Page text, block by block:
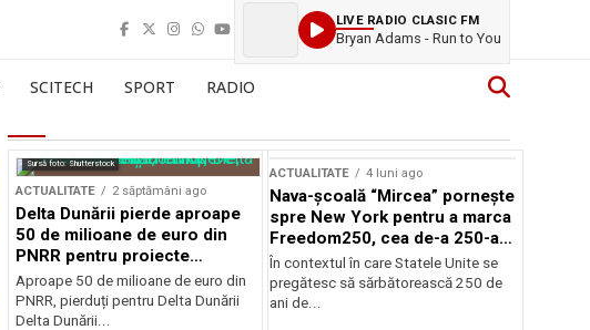
LIVE RADIO CLASIC FM
Bryan Adams - Run to You
SCITECH SPORT RADIO
Sursă foto: Shutterstock
ACTUALITATE 2 săptămâni ago
Delta Dunării pierde aproape
50 de milioane de euro din
PNRR pentru proiecte
esențiale
Aproape 50 de milioane de euro din
PNRR, pierduți pentru Delta Dunării
Delta Dunării...
ACTUALITATE 4 luni ago
Nava-școală “Mircea” pornește
spre New York pentru a marca
Freedom250, cea de-a 250-a
aniversare a Statelor Unite
În contextul în care Statele Unite se
pregătesc să sărbătorească 250 de
ani de...